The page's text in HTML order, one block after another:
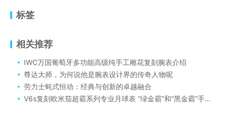
标签
相关推荐
IWC万国葡萄牙多功能高级纯手工雕花复刻腕表介绍
尊达大师，为何说他是腕表设计界的传奇人物呢
劳力士蚝式恒动：经典与创新的卓越融合
V6s复刻欧米茄超霸系列专业月球表 “绿金霸”和“黑金霸”手动机械腕表你怎么看